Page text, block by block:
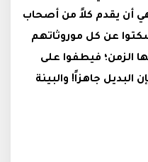
أن يقدم كلاً من أصحاب
عن كل موروثاتهم
الزمن؛ فيطفوا على
جاهزاً! والبينة